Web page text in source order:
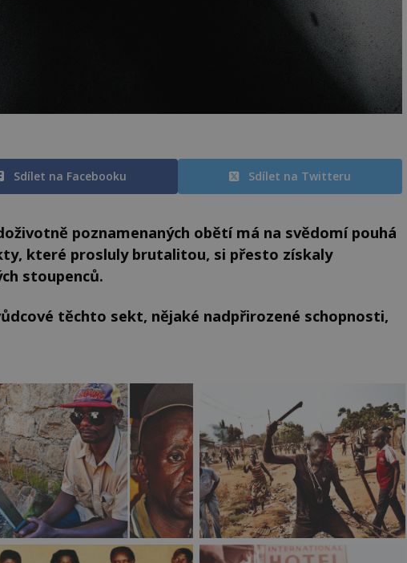
Sdílet na Facebooku Sdílet na Twitteru
poznamenaných obětí má na svědomí pouhá
které prosluly brutalitou, si přesto získaly
stoupenců.
těchto sekt, nějaké nadpřirozené schopnosti,